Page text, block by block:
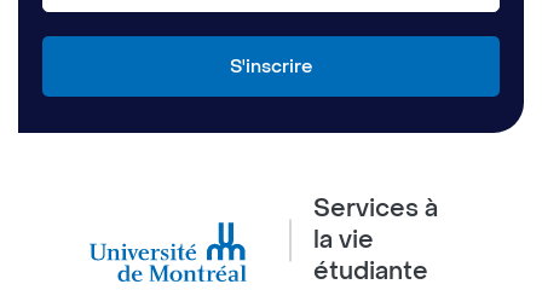
Services à
la vie
étudiante